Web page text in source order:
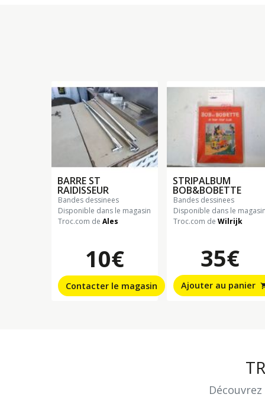
BARRE ST
RAIDISSEUR
bandes dessinees
Disponible dans le magasin
Troc.com de Ales
10€
Contacter le magasin
STRIPALBUM
BOB&BOBETTE
bandes dessinees
Disponible dans le
Troc.com de Wilrijk
35€
Ajouter au panier